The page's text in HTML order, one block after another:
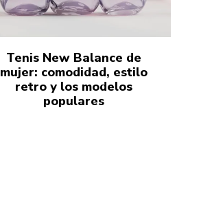
Tenis New Balance de
mujer: comodidad, estilo
retro y los modelos
populares